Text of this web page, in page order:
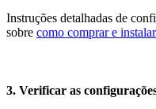
Instruções detalhadas de
sobre como comprar e
3. Verificar as